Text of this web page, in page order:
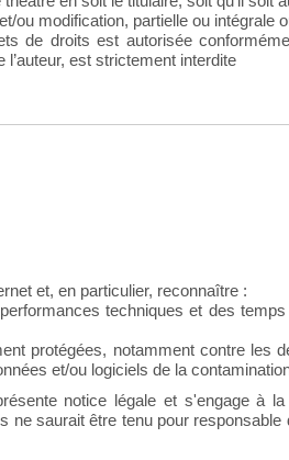
ou modification, partielle ou intégrale
de droits est autorisée
est strictement interdite
et, en particulier, reconnaître :
techniques et des
protégées, notamment contre les
et/ou logiciels de la
notice légale et s'engage
saurait être tenu pour